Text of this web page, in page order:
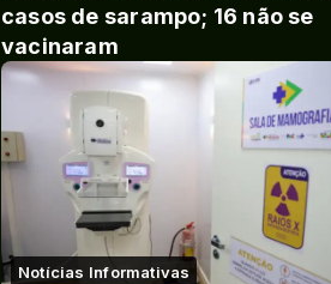
casos de sarampo; 16 não se
vacinaram
Notícias Informativas